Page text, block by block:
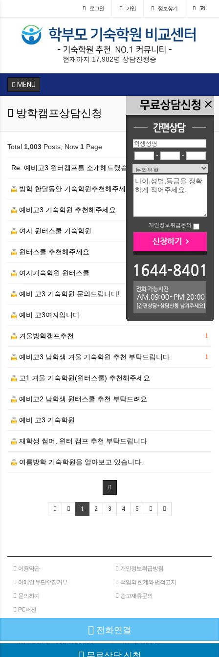
- -
개인정보취급동의
로그인 가입 정보찾기 74
현재까지 17,982명 상담진행중
MENU
방학캠프상담신청
Total 1,003 Posts, Now 1 Page
Re: 예비고3 윈터캠프를 소개해드렸습니다.
방학 한달동안 기숙학원추천해주세요
예비고3 기숙학원 추천해주세요.
1
여자 윈터스쿨 기숙학원
윈터스쿨 추천해주세요
여자기숙학원 윈터스쿨
예비 고3 기숙학원 문의드립니다!
예비 고3여자입니다
1
겨울방학캠프추천
1
예비고3 남학생 겨울 기숙학원 추천 부탁드립니다.
고1 겨울 기숙학원(윈터스쿨) 추천해주세요
예비고2 남학생 원터스쿨 추천 부탁드려요
예비 고3 기숙학원
재학생 썸머, 윈터 캠프 추천 부탁드립니다
여름방학 기숙학원을 알아보고 있습니다.
1 2 3 4 5
이용약관
개인정보취급방침
이메일 무단수집거부
책임의 한계와 법적고지
문의하기
광고제휴문의
PC버전
주소 : 서울특별시 서초구 서초대로 24길 40
사업자등록번호 :811-88-01654 대표번호 :1644-8401
전화연결